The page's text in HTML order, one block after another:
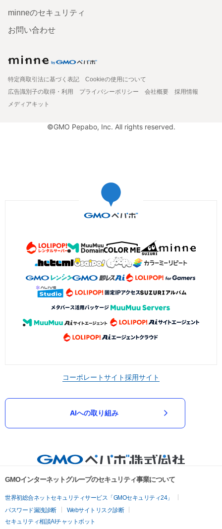
minneのセキュリティ
お問い合わせ
特定商取引法に基づく表記
Cookieの使用について
広告識別子の取得・利用
プライバシーポリシー 会社概要
採用情報
メディアキット
©GMO Pepabo, Inc. All rights reserved.
コーポレートサイト採用サイト
AIへの取り組み
GMOインターネットグループのセキュリティ事業について
世界初総合ネットセキュリティサービス「GMOセキュリティ24」
パスワード漏洩診断
Webサイトリスク診断
セキュリティ相談AIチャットボット